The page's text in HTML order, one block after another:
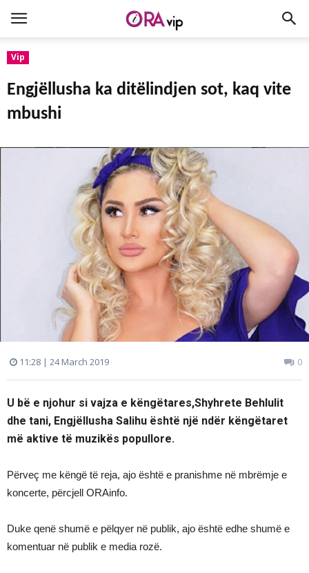
Vip
Engjëllusha ka ditëlindjen sot, kaq vite
mbushi
11:28 | 24 March 2019 0
U bë e njohur si vajza e këngëtares,Shyhrete Behlulit
dhe tani, Engjëllusha Salihu është një ndër këngëtaret
më aktive të muzikës popullore.
Përveç me këngë të reja, ajo është e pranishme në mbrëmje e
koncerte, përcjell ORAinfo.
Duke qenë shumë e pëlqyer në publik, ajo është edhe shumë e
komentuar në publik e media rozë.